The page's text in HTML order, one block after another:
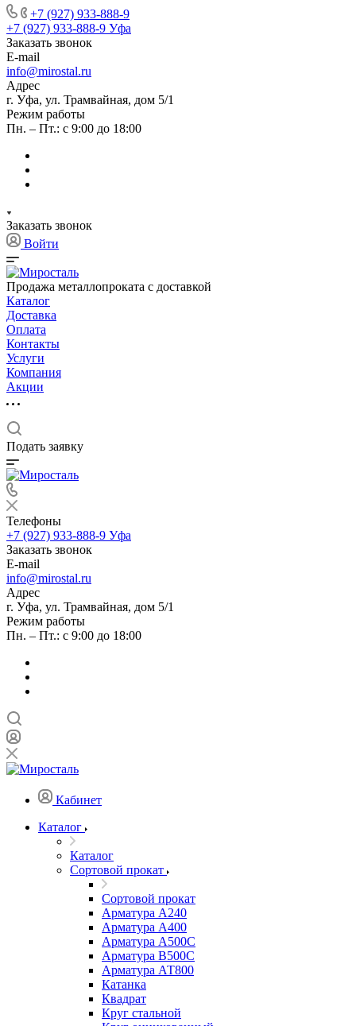
+7 (927) 933-888-9
+7 (927) 933-888-9 Уфа
Заказать звонок
E-mail
info@mirostal.ru
Адрес
г. Уфа, ул. Трамвайная, дом 5/1
Режим работы
Пн. – Пт.: с 9:00 до 18:00
Заказать звонок
Войти
Продажа металлопроката с доставкой
Каталог
Доставка
Оплата
Контакты
Услуги
Компания
Акции
Подать заявку
Телефоны
+7 (927) 933-888-9 Уфа
Заказать звонок
E-mail
info@mirostal.ru
Адрес
г. Уфа, ул. Трамвайная, дом 5/1
Режим работы
Пн. – Пт.: с 9:00 до 18:00
Кабинет
Каталог
Каталог
Сортовой прокат
Сортовой прокат
Арматура А240
Арматура А400
Арматура А500C
Арматура В500С
Арматура АТ800
Катанка
Квадрат
Круг стальной